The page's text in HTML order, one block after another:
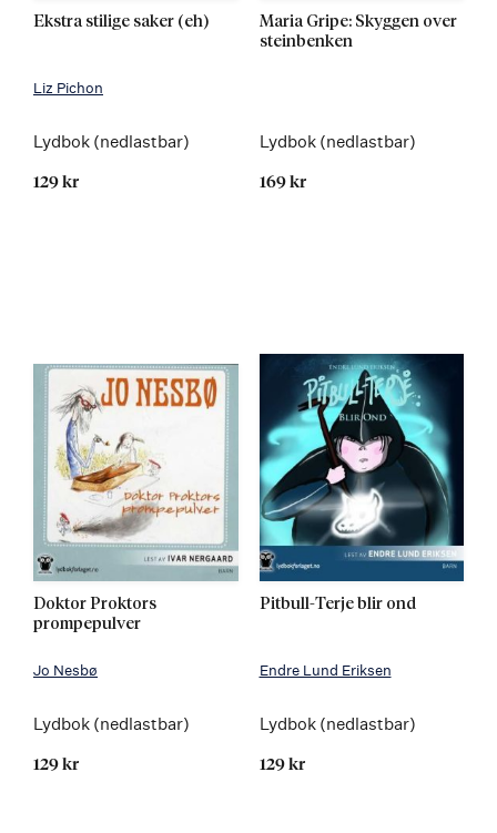
Ekstra stilige saker (eh)
Liz Pichon
Lydbok (nedlastbar)
129 kr
Maria Gripe: Skyggen over
steinbenken
Lydbok (nedlastbar)
169 kr
Doktor Proktors
prompepulver
Jo Nesbø
Lydbok (nedlastbar)
129 kr
Pitbull-Terje blir ond
Endre Lund Eriksen
Lydbok (nedlastbar)
129 kr